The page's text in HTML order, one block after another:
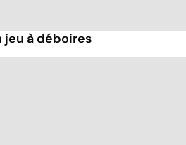
jeu à déboires